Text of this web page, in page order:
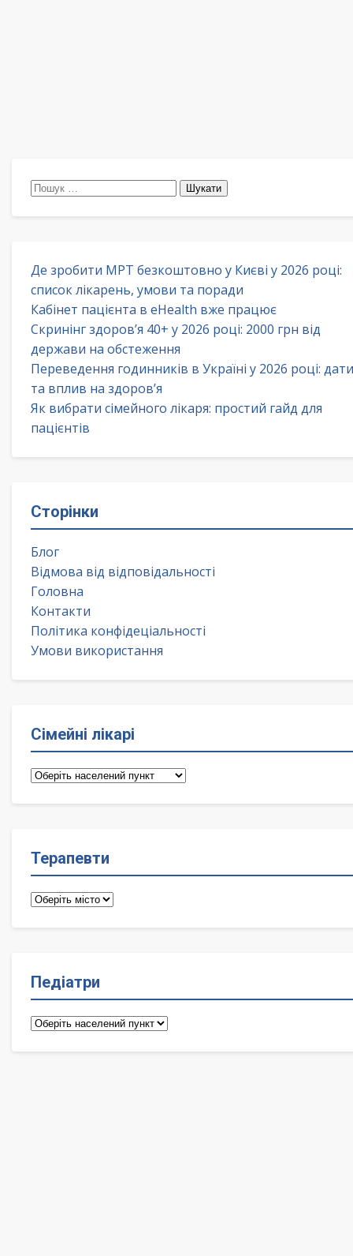
Пошук:
Де зробити МРТ безкоштовно у Києві у 2026 році:
список лікарень, умови та поради
Кабінет пацієнта в eHealth вже працює
Скринінг здоров’я 40+ у 2026 році: 2000 грн від
держави на обстеження
Переведення годинників в Україні у 2026 році: дати
та вплив на здоров’я
Як вибрати сімейного лікаря: простий гайд для
пацієнтів
Сторінки
Блог
Відмова від відповідальності
Головна
Контакти
Політика конфідеціальності
Умови використання
Сімейні лікарі
Сімейні
Терапевти
Терапевти
Педіатри
Педіатри